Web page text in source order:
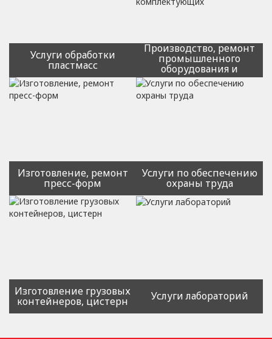
Услуги обработки
пластмасс
Лазерная резка и раскрой
пластика
Производство, ремонт
промышленного
оборудования и
комплектующих
Изготовление, ремонт
пресс-форм
Услуги по обеспечению
охраны труда
Изготовление грузовых
контейнеров, цистерн Услуги лабораторий